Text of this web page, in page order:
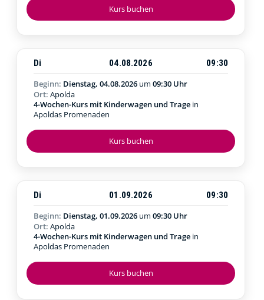
Kurs buchen
Kurs buchen
Di 04.08.2026
09:30
Beginn: Dienstag, 04.08.2026 um 09:30 Uhr
Ort: Apolda
4-Wochen-Kurs mit Kinderwagen und Trage in
Apoldas Promenaden
Kurs buchen
Di 01.09.2026
09:30
Beginn: Dienstag, 01.09.2026 um 09:30 Uhr
Ort: Apolda
4-Wochen-Kurs mit Kinderwagen und Trage in
Apoldas Promenaden